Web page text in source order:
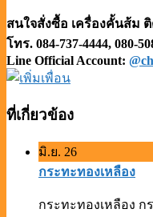
สนใจสั่งซื้อ เครื่องคั้นส้ม
โทร. 084-737-4444, 080-
Line Official Account:
ที่เกี่ยวข้อง
มิ.ย. 26
กระทะทองเหลือง
กระทะทองเหลือง